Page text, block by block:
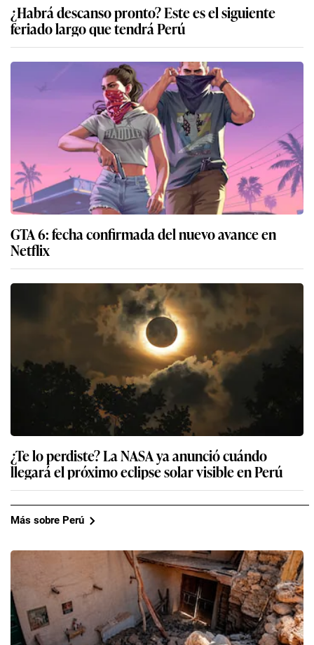
¿Habrá descanso pronto? Este es el siguiente
feriado largo que tendrá Perú
GTA 6: fecha confirmada del nuevo avance en
Netflix
¿Te lo perdiste? La NASA ya anunció cuándo
llegará el próximo eclipse solar visible en Perú
Más sobre Perú